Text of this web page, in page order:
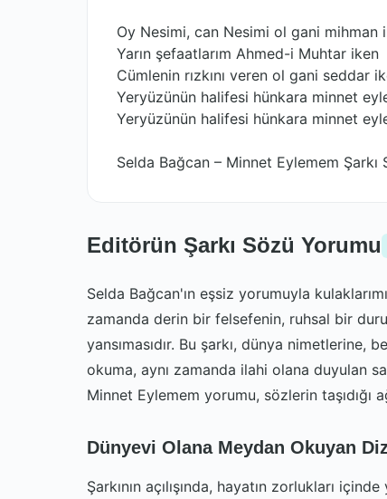
Oy Nesimi, can Nesimi ol gani mihman
Yarın şefaatlarım Ahmed-i Muhtar iken
Cümlenin rızkını veren ol gani seddar
Yeryüzünün halifesi hünkara minnet
Yeryüzünün halifesi hünkara minnet
Selda Bağcan – Minnet Eylemem Şarkı
Editörün Şarkı Sözü Yorumu
Selda Bağcan'ın eşsiz yorumuyla
zamanda derin bir felsefenin, ruhsal bir
yansımasıdır. Bu şarkı, dünya
okuma, aynı zamanda ilahi olana duyulan
Minnet Eylemem yorumu, sözlerin taşıdığı
Dünyevi Olana Meydan Okuyan
Şarkının açılışında, hayatın zorlukları